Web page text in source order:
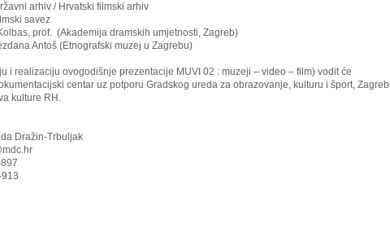
arhiv / Hrvatski filmski arhiv
savez
prof. (Akademija dramskih umjetnosti, Zagreb)
Antoš (Etnografski muzej u Zagrebu)
i realizaciju ovogodišnje prezentacije MUVI 02 : muzeji – video – film) vodit će
centar uz potporu Gradskog ureda za obrazovanje, kulturu i šport, Zagreb
kulture RH.
Dražin-Trbuljak
913